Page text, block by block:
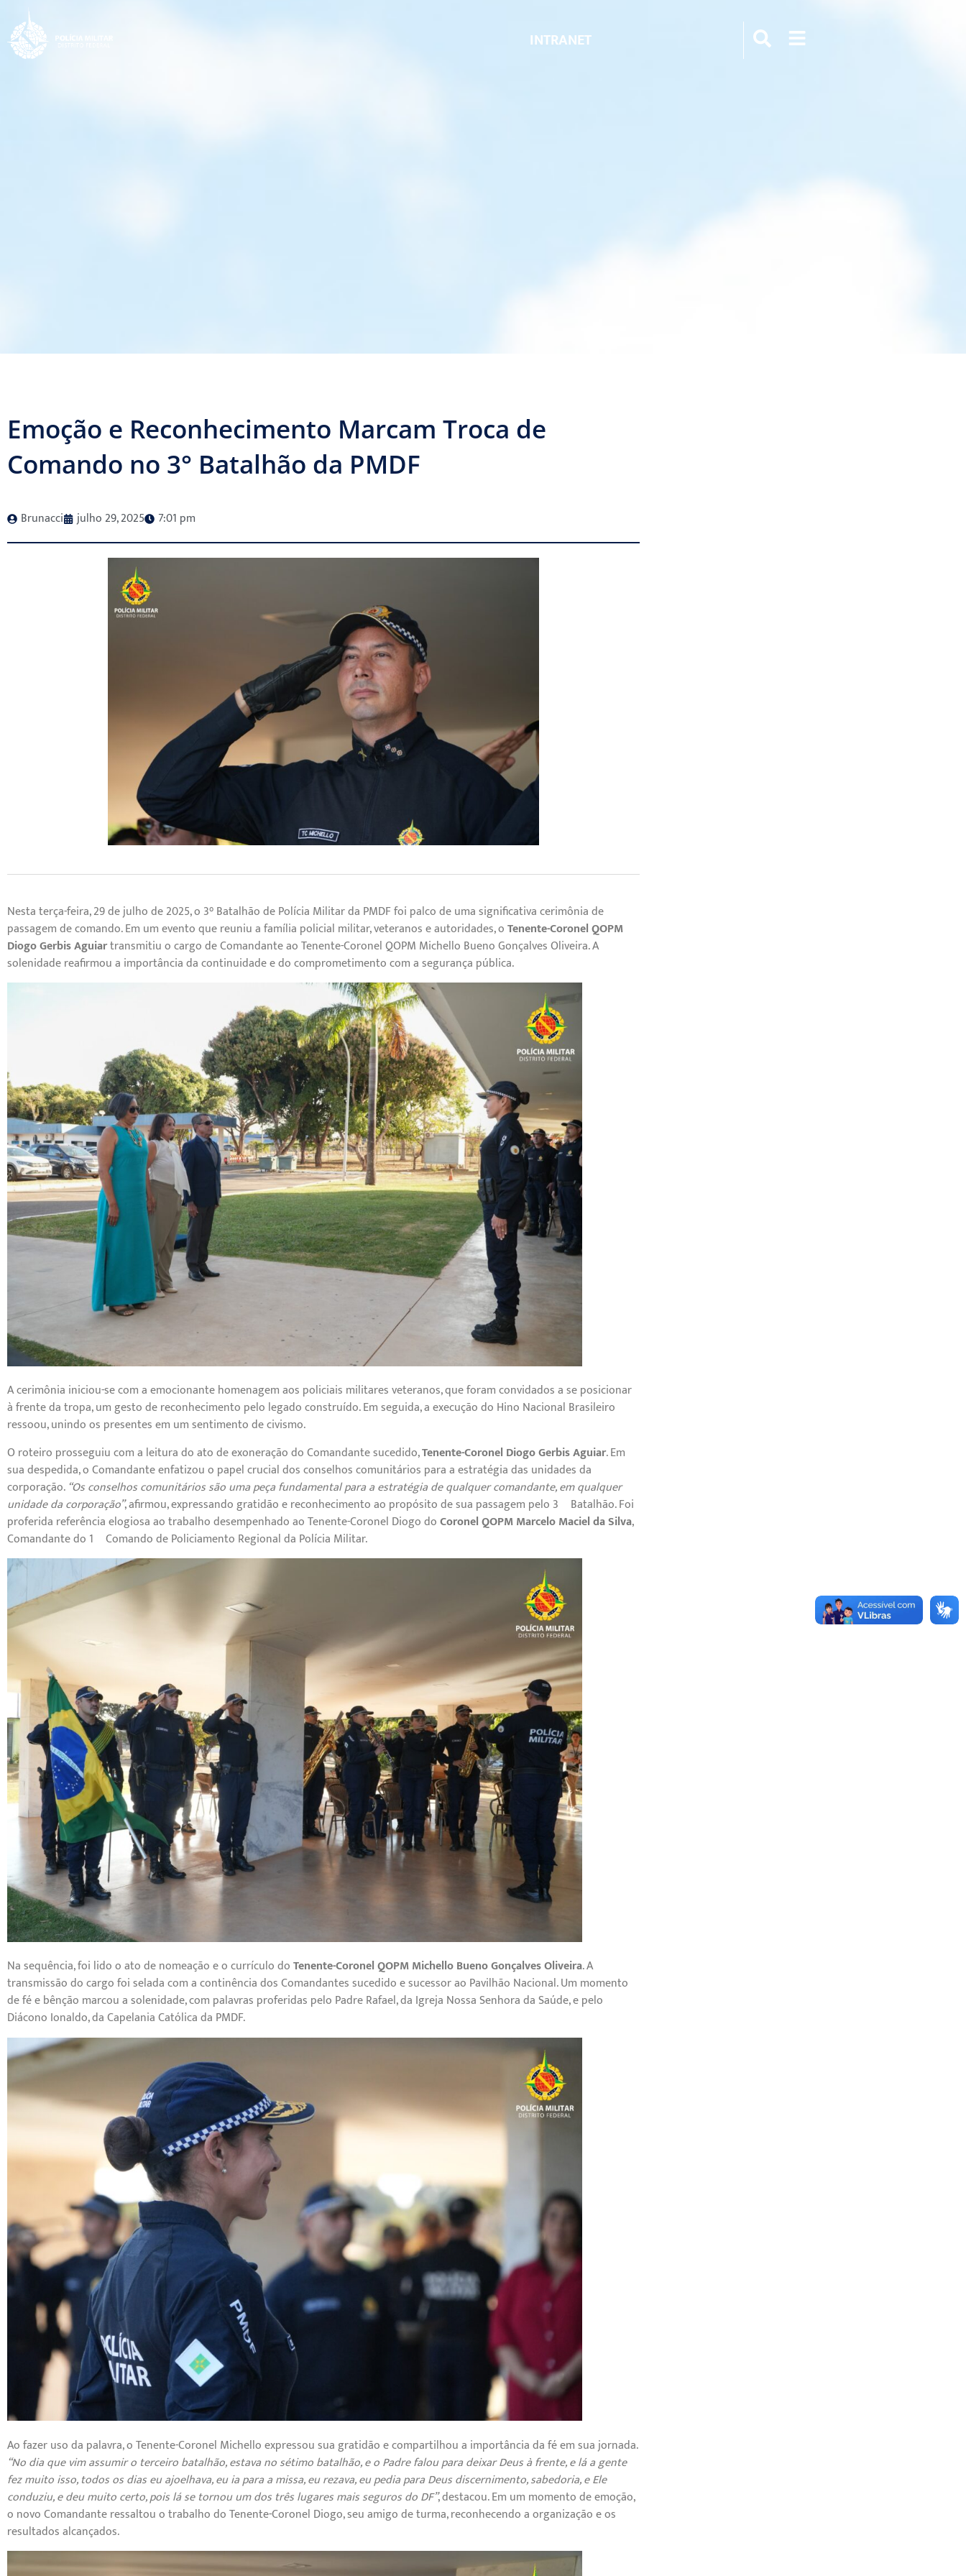
INTRANET
Emoção e Reconhecimento Marcam Troca de
Comando no 3° Batalhão da PMDF
Brunacci julho 29, 2025 7:01 pm
Nesta terça-feira, 29 de julho de 2025, o 3° Batalhão de Polícia Militar da PMDF foi palco de uma significativa cerimônia de
passagem de comando. Em um evento que reuniu a família policial militar, veteranos e autoridades, oTenente-Coronel QOPM
Diogo Gerbis Aguiartransmitiu o cargo de Comandante ao Tenente-Coronel QOPM Michello Bueno Gonçalves Oliveira. A
solenidade reafirmou a importância da continuidade e do comprometimento com a segurança pública.
A cerimônia iniciou-se com a emocionante homenagem aos policiais militares veteranos, que foram convidados a se posicionar
à frente da tropa, um gesto de reconhecimento pelo legado construído. Em seguida, a execução do Hino Nacional Brasileiro
ressoou, unindo os presentes em um sentimento de civismo.
O roteiro prosseguiu com a leitura do ato de exoneração do Comandante sucedido,Tenente-Coronel Diogo Gerbis Aguiar. Em
sua despedida, o Comandante enfatizou o papel crucial dos conselhos comunitários para a estratégia das unidades da
corporação.“Os conselhos comunitários são uma peça fundamental para a estratégia de qualquer comandante, em qualquer
unidade da corporação”, afirmou, expressando gratidão e reconhecimento ao propósito de sua passagem pelo 3º Batalhão. Foi
proferida referência elogiosa ao trabalho desempenhado ao Tenente-Coronel Diogo doCoronel QOPM Marcelo Maciel da Silva,
Comandante do 1º Comando de Policiamento Regional da Polícia Militar.
Na sequência, foi lido o ato de nomeação e o currículo doTenente-Coronel QOPM Michello Bueno Gonçalves Oliveira. A
transmissão do cargo foi selada com a continência dos Comandantes sucedido e sucessor ao Pavilhão Nacional. Um momento
de fé e bênção marcou a solenidade, com palavras proferidas pelo Padre Rafael, da Igreja Nossa Senhora da Saúde, e pelo
Diácono Ionaldo, da Capelania Católica da PMDF.
Ao fazer uso da palavra, o Tenente-Coronel Michello expressou sua gratidão e compartilhou a importância da fé em sua jornada.
“No dia que vim assumir o terceiro batalhão, estava no sétimo batalhão, e o Padre falou para deixar Deus à frente, e lá a gente
fez muito isso, todos os dias eu ajoelhava, eu ia para a missa, eu rezava, eu pedia para Deus discernimento, sabedoria, e Ele
conduziu, e deu muito certo, pois lá se tornou um dos três lugares mais seguros do DF”, destacou. Em um momento de emoção,
o novo Comandante ressaltou o trabalho do Tenente-Coronel Diogo, seu amigo de turma, reconhecendo a organização e os
resultados alcançados.